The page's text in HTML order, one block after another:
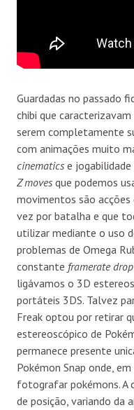
Guardadas no passado
chibi que
serem completamente
com animações muito
cinematics e
Z moves que podemos
movimentos são
vez por batalha e que
utilizar mediante o uso
problemas de Omega
constante framerate drop
ligávamos o 3D
portáteis 3DS. Talvez
Freak optou por retirar
estereoscópico de
permanece presente
Pokémon Snap onde,
fotografar pokémons. A
de posição, variando da